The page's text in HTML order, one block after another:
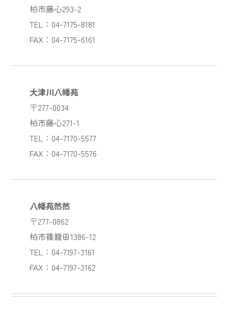
柏市藤心293-2
TEL：04-7175-8181
FAX：04-7175-6161
大津川八幡苑
〒277-0034
柏市藤心271-1
TEL：04-7170-5577
FAX：04-7170-5576
八幡苑然然
〒277-0862
柏市篠籠田1386-12
TEL：04-7197-3161
FAX：04-7197-3162